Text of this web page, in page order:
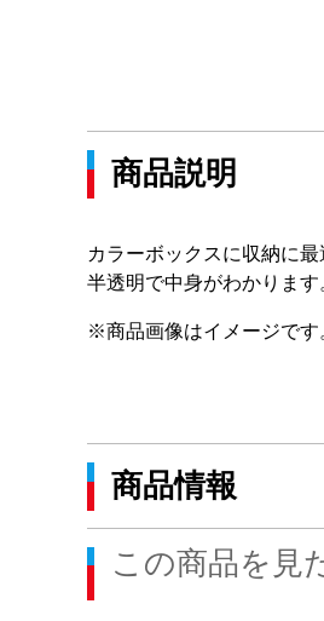
商品説明
カラーボックスに収納に
半透明で中身がわかります
※商品画像はイメージです
商品情報
この商品を見